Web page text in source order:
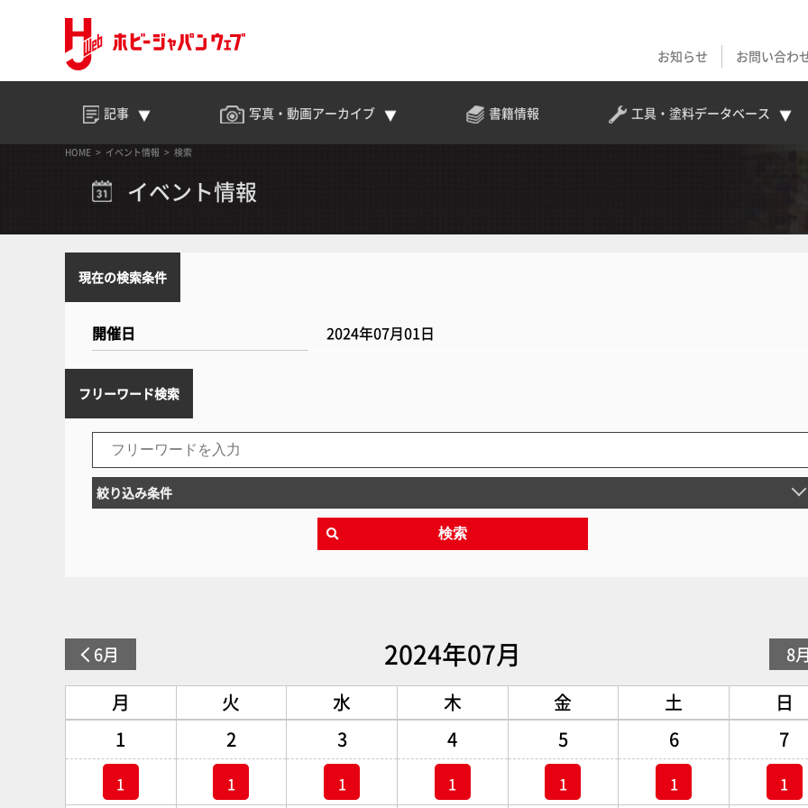
お知らせ お問い合わ
記事 写真・動画アーカイブ 書籍情報 工具・塗料データベース
HOME イベント情報 検索
イベント情報
現在の検索条件
開催日 2024年07月01日
フリーワード検索
絞り込み条件
検索
6月 2024年07月 8
月 火 水 木 金 土
日
1
1
2
1
3
1
4
1
5
1
6
1
7
1